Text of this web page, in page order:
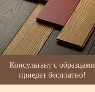
Консультант с образцами
приедет бесплатно!